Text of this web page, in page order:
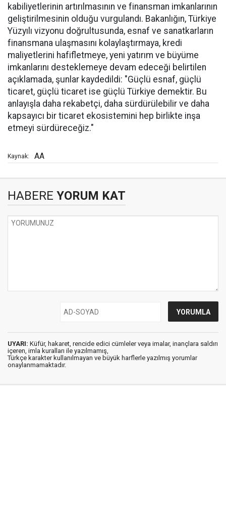
kabiliyetlerinin artırılmasının ve finansman imkanlarının
geliştirilmesinin olduğu vurgulandı. Bakanlığın, Türkiye
Yüzyılı vizyonu doğrultusunda, esnaf ve sanatkarların
finansmana ulaşmasını kolaylaştırmaya, kredi
maliyetlerini hafifletmeye, yeni yatırım ve büyüme
imkanlarını desteklemeye devam edeceği belirtilen
açıklamada, şunlar kaydedildi: "Güçlü esnaf, güçlü
ticaret, güçlü ticaret ise güçlü Türkiye demektir. Bu
anlayışla daha rekabetçi, daha sürdürülebilir ve daha
kapsayıcı bir ticaret ekosistemini hep birlikte inşa
etmeyi sürdüreceğiz."
Kaynak: AA
HABERE YORUM KAT
UYARI: Küfür, hakaret, rencide edici cümleler veya imalar, inançlara saldırı
içeren, imla kuralları ile yazılmamış,
Türkçe karakter kullanılmayan ve büyük harflerle yazılmış yorumlar
onaylanmamaktadır.